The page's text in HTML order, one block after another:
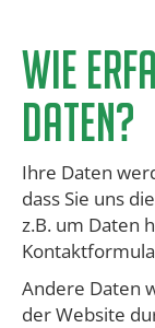
​Wie
Daten?
Ihre Daten
dass Sie uns
z.B. um Daten
​Andere Daten
der Website